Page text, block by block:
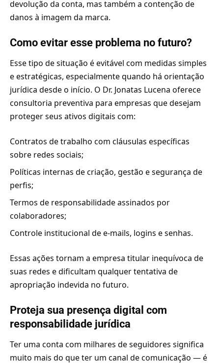
devolução da conta, mas também a contenção de
danos à imagem da marca.
Como evitar esse problema no futuro?
Esse tipo de situação é evitável com medidas simples
e estratégicas, especialmente quando há orientação
jurídica desde o início. O Dr. Jonatas Lucena oferece
consultoria preventiva para empresas que desejam
proteger seus ativos digitais com:
Contratos de trabalho com cláusulas específicas
sobre redes sociais;
Políticas internas de criação, gestão e segurança de
perfis;
Termos de responsabilidade assinados por
colaboradores;
Controle institucional de e-mails, logins e senhas.
Essas ações tornam a empresa titular inequívoca de
suas redes e dificultam qualquer tentativa de
apropriação indevida no futuro.
Proteja sua presença digital com
responsabilidade jurídica
Ter uma conta com milhares de seguidores significa
muito mais do que ter um canal de comunicação — é